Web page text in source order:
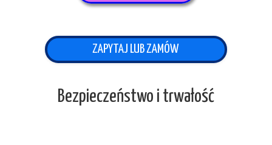
Bezpieczeństwo i trwałość
ZAPYTAJ LUB ZAMÓW